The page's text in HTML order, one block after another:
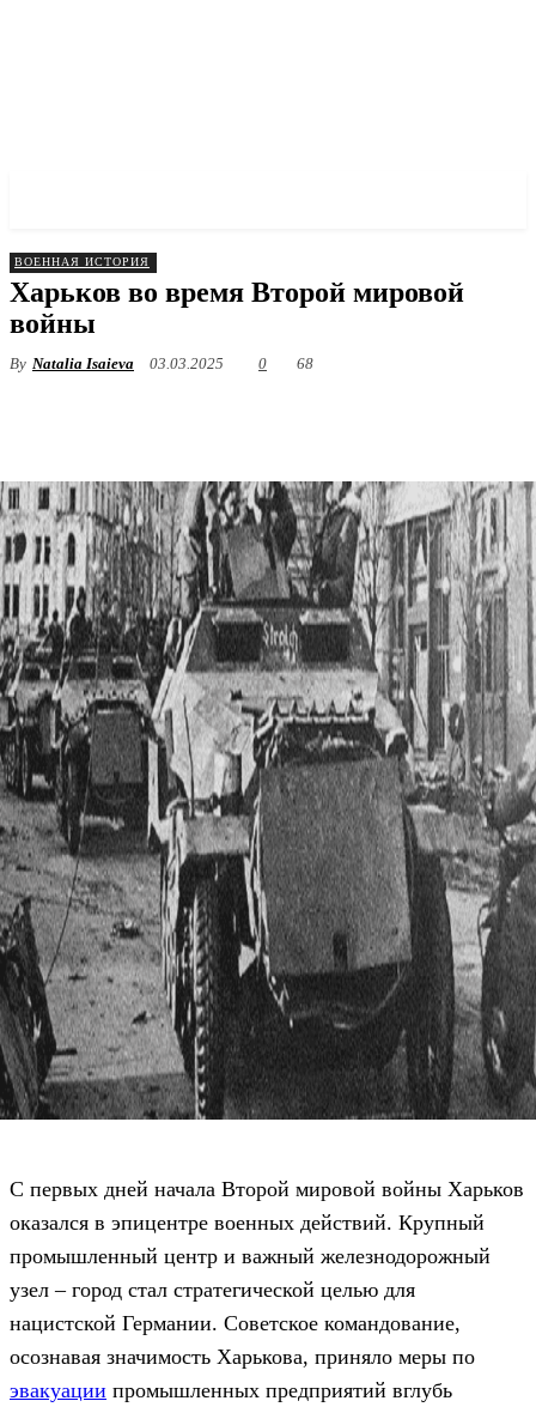
ВОЕННАЯ ИСТОРИЯ
Харьков во время Второй мировой
войны
By Natalia Isaieva 03.03.2025 0 68
С первых дней начала Второй мировой войны Харьков
оказался в эпицентре военных действий. Крупный
промышленный центр и важный железнодорожный
узел – город стал стратегической целью для
нацистской Германии. Советское командование,
осознавая значимость Харькова, приняло меры по
эвакуации промышленных предприятий вглубь